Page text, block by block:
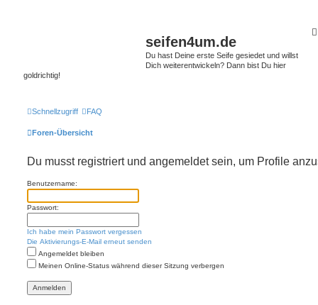
seifen4um.de
Du hast Deine erste Seife gesiedet und willst
Dich weiterentwickeln? Dann bist Du hier
goldrichtig!
Schnellzugriff FAQ
Foren-Übersicht
Du musst registriert und angemeldet sein, um Profile
Benutzername:
Passwort:
Ich habe mein Passwort vergessen
Die Aktivierungs-E-Mail erneut senden
Angemeldet bleiben
Meinen Online-Status während dieser Sitzung verbergen